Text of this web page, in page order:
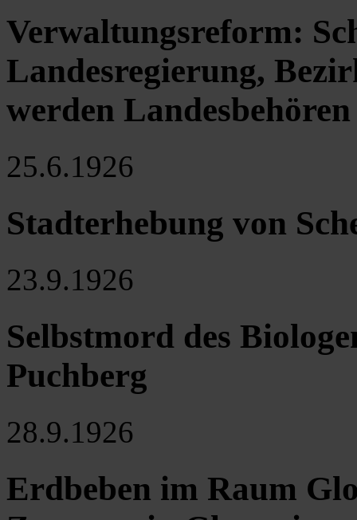
Verwaltungsreform:
Landesregierung,
werden Landesbehören
25.6.1926
Stadterhebung von
23.9.1926
Selbstmord des
Puchberg
28.9.1926
Erdbeben im Raum